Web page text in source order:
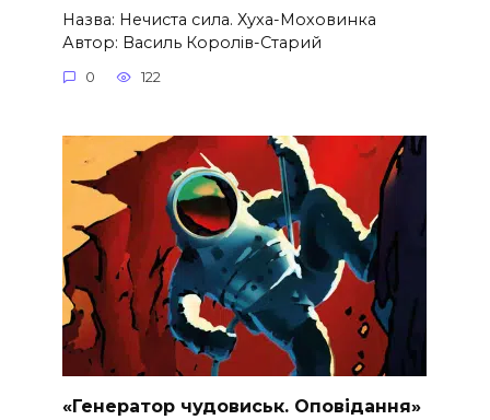
Назва: Нечиста сила. Хуха-Моховинка
Автор: Василь Королів-Старий
0 122
«Генератор чудовиськ. Оповідання»